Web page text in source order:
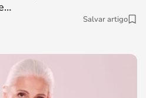
Salvar artigo